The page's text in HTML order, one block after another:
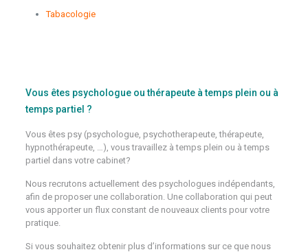
Tabacologie
Vous êtes psychologue ou thérapeute à temps plein ou à
temps partiel ?
Vous êtes psy (psychologue, psychotherapeute, thérapeute,
hypnothérapeute, …), vous travaillez à temps plein ou à temps
partiel dans votre cabinet?
Nous recrutons actuellement des psychologues indépendants,
afin de proposer une collaboration. Une collaboration qui peut
vous apporter un flux constant de nouveaux clients pour votre
pratique.
Si vous souhaitez obtenir plus d’informations sur ce que nous